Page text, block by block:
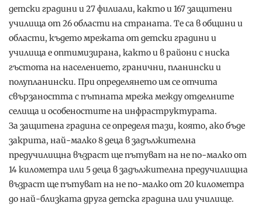
детски градини и 27 филиали, както и 167 защитени
училища от 26 области на страната. Те са в общини и
области, където мрежата от детски градини и
училища е оптимизирана, както и в райони с ниска
гъстота на населението, гранични, планински и
полупланински. При определянето им се отчита
свързаността с пътната мрежа между отделните
селища и особеностите на инфраструктурата.
За защитена градина се определя тази, която, ако бъде
закрита, най-малко 8 деца в задължителна
предучилищна възраст ще пътуват на не по-малко от
14 километра или 5 деца в задължителна предучилищна
възраст ще пътуват на не по-малко от 20 километра
до най-близката друга детска градина или училище.